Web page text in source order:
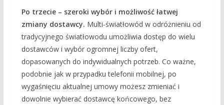
Po trzecie – szeroki wybór i możliwość łatwej
zmiany dostawcy. Multi-światłowód w odróżnieniu od
tradycyjnego światłowodu umożliwia dostęp do wielu
dostawców i wybór ogromnej liczby ofert,
dopasowanych do indywidualnych potrzeb. Co ważne,
podobnie jak w przypadku telefonii mobilnej, po
wygaśnięciu aktualnej umowy możesz zmieniać i
dowolnie wybierać dostawcę końcowego, bez